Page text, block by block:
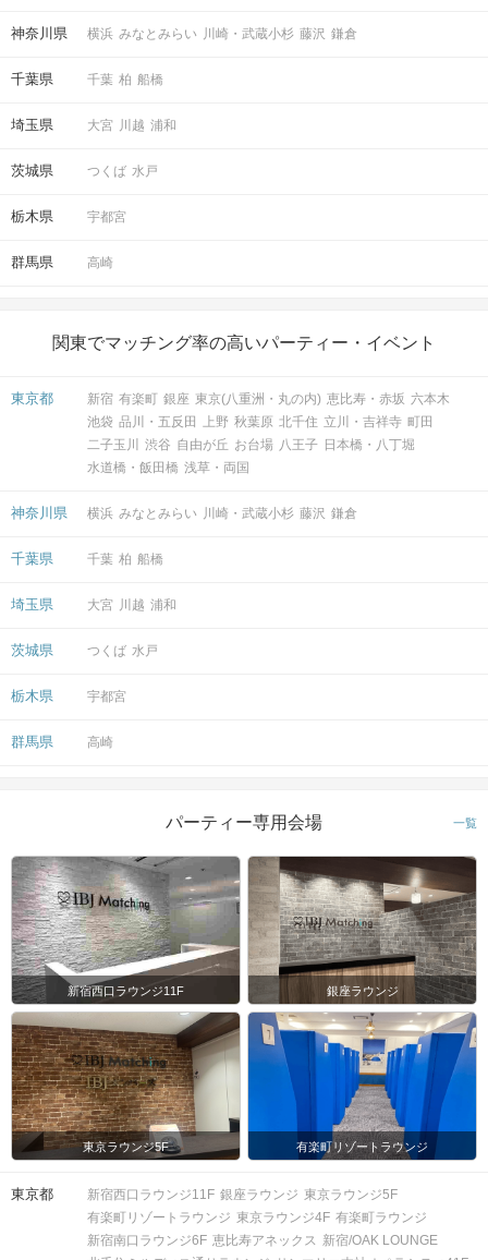
神奈川県 横浜 みなとみらい 川崎・武蔵小杉 藤沢 鎌倉
千葉県 千葉 柏 船橋
埼玉県 大宮 川越 浦和
茨城県 つくば 水戸
栃木県 宇都宮
群馬県 高崎
関東でマッチング率の高いパーティー・イベント
東京都 新宿 有楽町 銀座 東京(八重洲・丸の内) 恵比寿・赤坂 六本木
池袋 品川・五反田 上野 秋葉原 北千住 立川・吉祥寺 町田
二子玉川
渋谷 自由が丘 お台場 八王子 日本橋・八丁堀
水道橋・飯田橋 浅草・両国
神奈川県 横浜 みなとみらい 川崎・武蔵小杉 藤沢 鎌倉
千葉県 千葉 柏 船橋
埼玉県 大宮 川越 浦和
茨城県 つくば 水戸
栃木県 宇都宮
群馬県 高崎
パーティー専用会場 一覧
新宿西口ラウンジ11F 銀座ラウンジ
東京ラウンジ5F 有楽町リゾートラウンジ
東京都 新宿西口ラウンジ11F 銀座ラウンジ 東京ラウンジ5F
有楽町リゾートラウンジ 東京ラウンジ4F 有楽町ラウンジ
新宿南口ラウンジ6F 恵比寿アネックス 新宿/OAK LOUNGE